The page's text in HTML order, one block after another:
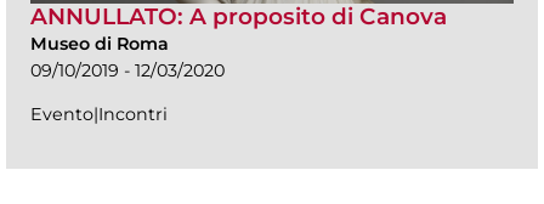
ANNULLATO: A proposito di Canova
Museo di Roma
09/10/2019 - 12/03/2020
Evento|Incontri